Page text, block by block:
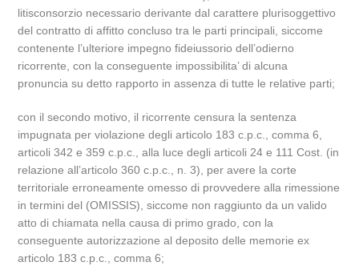
litisconsorzio necessario derivante dal carattere plurisoggettivo
del contratto di affitto concluso tra le parti principali, siccome
contenente l’ulteriore impegno fideiussorio dell’odierno
ricorrente, con la conseguente impossibilita’ di alcuna
pronuncia su detto rapporto in assenza di tutte le relative parti;
con il secondo motivo, il ricorrente censura la sentenza
impugnata per violazione degli articolo 183 c.p.c., comma 6,
articoli 342 e 359 c.p.c., alla luce degli articoli 24 e 111 Cost. (in
relazione all’articolo 360 c.p.c., n. 3), per avere la corte
territoriale erroneamente omesso di provvedere alla rimessione
in termini del (OMISSIS), siccome non raggiunto da un valido
atto di chiamata nella causa di primo grado, con la
conseguente autorizzazione al deposito delle memorie ex
articolo 183 c.p.c., comma 6;